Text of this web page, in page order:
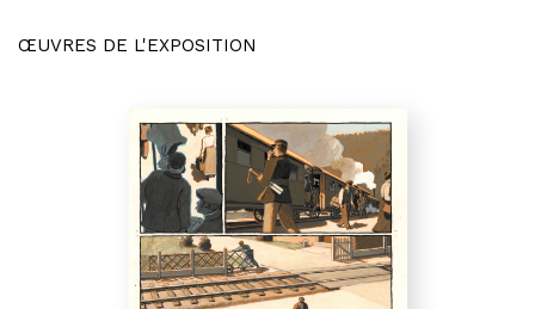
ŒUVRES DE L'EXPOSITION